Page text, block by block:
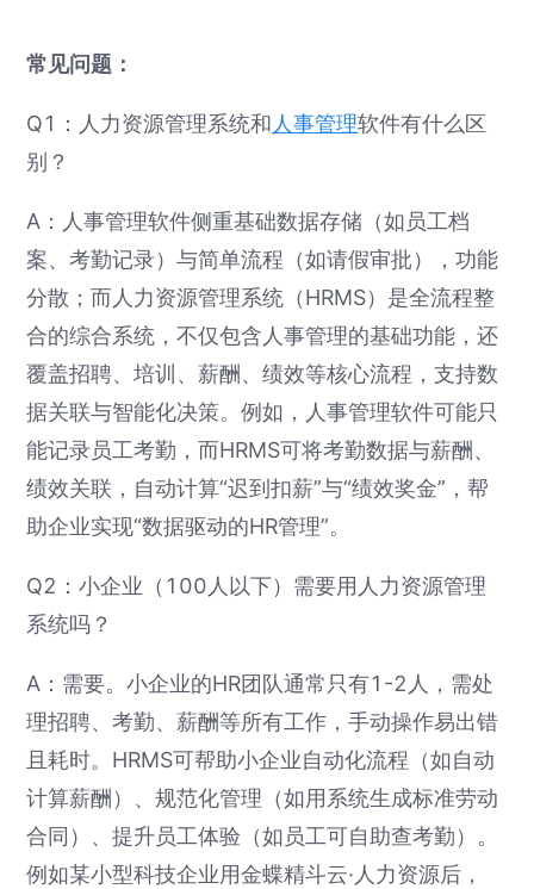
常见问题：
Q1：人力资源管理系统和 人事管理软件有什么区
别？
A：人事管理软件侧重基础数据存储（如员工档
案、考勤记录）与简单流程（如请假审批），功能
分散；而人力资源管理系统（HRMS）是全流程整
合的综合系统，不仅包含人事管理的基础功能，还
覆盖招聘、培训、薪酬、绩效等核心流程，支持数
据关联与智能化决策。例如，人事管理软件可能只
能记录员工考勤，而HRMS可将考勤数据与薪酬、
绩效关联，自动计算“迟到扣薪”与“绩效奖金”，帮
助企业实现“数据驱动的HR管理”。
Q2：小企业（100人以下）需要用人力资源管理
系统吗？
A：需要。小企业的HR团队通常只有1-2人，需处
理招聘、考勤、薪酬等所有工作，手动操作易出错
且耗时。HRMS可帮助小企业自动化流程（如自动
计算薪酬）、规范化管理（如用系统生成标准劳动
合同）、提升员工体验（如员工可自助查考勤）。
例如某小型科技企业用金蝶精斗云·人力资源后，